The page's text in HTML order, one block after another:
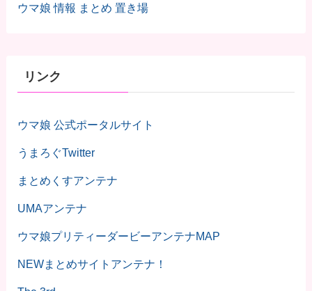
ウマ娘 情報 まとめ 置き場
リンク
ウマ娘 公式ポータルサイト
うまろぐTwitter
まとめくすアンテナ
UMAアンテナ
ウマ娘プリティーダービーアンテナMAP
NEWまとめサイトアンテナ！